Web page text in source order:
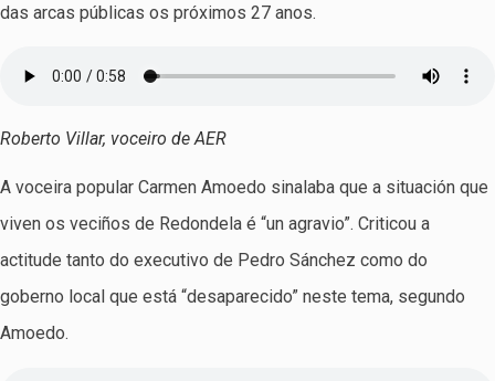
das arcas públicas os próximos 27 anos.
Roberto Villar, voceiro de AER
A voceira popular Carmen Amoedo sinalaba que a situación que
viven os veciños de Redondela é “un agravio”. Criticou a
actitude tanto do executivo de Pedro Sánchez como do
goberno local que está “desaparecido” neste tema, segundo
Amoedo.